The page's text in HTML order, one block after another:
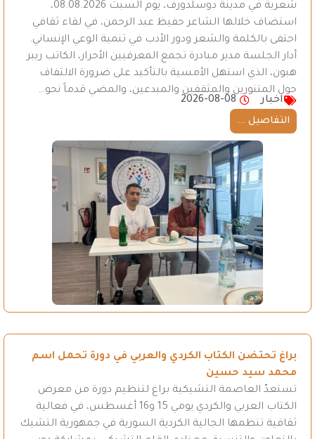
شعرية في مدينة دوسلدورف، يوم السبت 08.08.2026،
استضاف خلالها الشاعر حفيظ عبد الرحمن، في لقاء ثقافي
احتفى بالكلمة والشعر ودور الأدب في تنمية الوعي الإنساني.
أدار الجلسة مدير مبادرة تجمع المعرفيين الأحرار، الكاتب ريبر
هبون، الذي استهل الأمسية بالتأكيد على ضرورة الالتفاف
حول المتنورين والمثقفين والمبدعين، والمضي قدماً نحو…
اخبار
2026-08-08
التفاصيل ...
براغ تحتضن الكتاب الكردي والعربي في دورة تحمل اسم
محمد سيد حسين
تستعدّ العاصمة التشيكية براغ لتنظيم دورة من معرض
الكتاب العربي والكردي يومي 15 و16 أغسطس، في فعالية
ثقافية تنظمها الجالية الكردية السورية في جمهورية التشيك